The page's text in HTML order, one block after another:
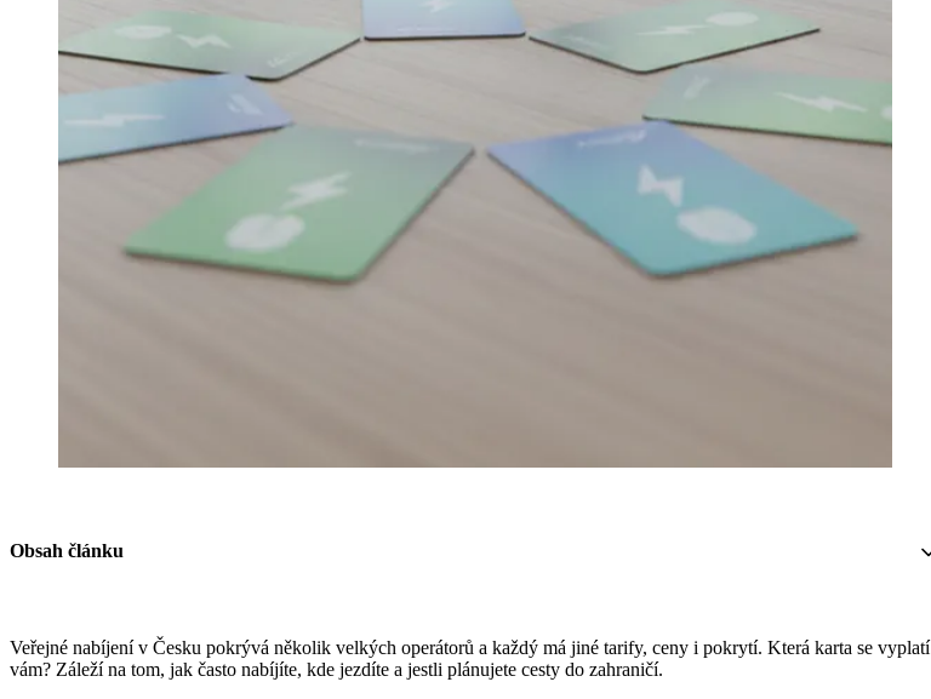
Obsah článku
Veřejné nabíjení v Česku pokrývá několik velkých operátorů a každý má jiné tarify, ceny i pokrytí. Která karta se vyplatí
vám? Záleží na tom, jak často nabíjíte, kde jezdíte a jestli plánujete cesty do zahraničí.